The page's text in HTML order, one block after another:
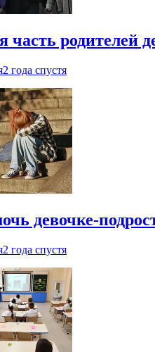
часть родителей
2 года спустя
девочке-
2 года спустя